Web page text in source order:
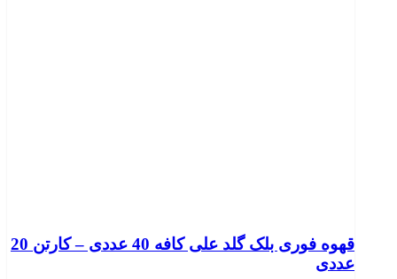
قهوه فوری بلک گلد علی کافه 40 عددی – کارتن 20
عددی